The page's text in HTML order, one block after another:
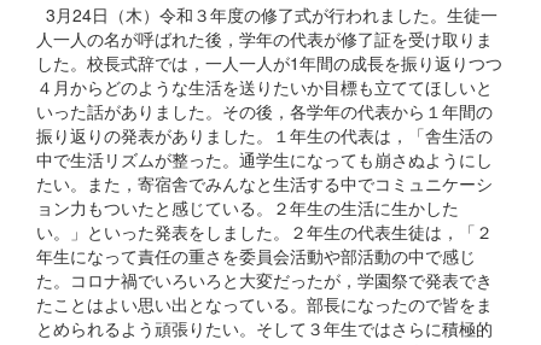
3月24日（木）令和３年度の修了式が行われました。生徒一
人一人の名が呼ばれた後，学年の代表が修了証を受け取りま
した。校長式辞では，一人一人が1年間の成長を振り返りつつ
４月からどのような生活を送りたいか目標も立ててほしいと
いった話がありました。その後，各学年の代表から１年間の
振り返りの発表がありました。１年生の代表は，「舎生活の
中で生活リズムが整った。通学生になっても崩さぬようにし
たい。また，寄宿舎でみんなと生活する中でコミュニケーシ
ョン力もついたと感じている。２年生の生活に生かした
い。」といった発表をしました。２年生の代表生徒は，「２
年生になって責任の重さを委員会活動や部活動の中で感じ
た。コロナ禍でいろいろと大変だったが，学園祭で発表でき
たことはよい思い出となっている。部長になったので皆をま
とめられるよう頑張りたい。そして３年生ではさらに積極的